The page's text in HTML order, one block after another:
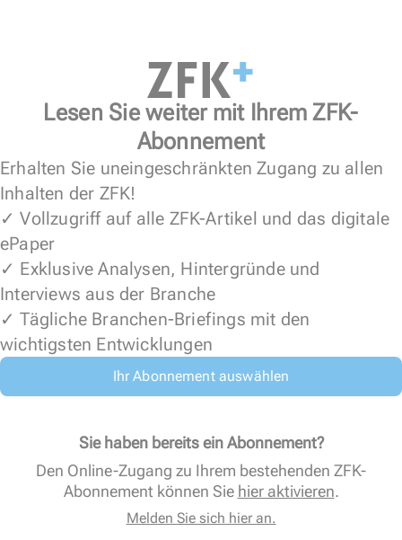
Lesen Sie weiter mit Ihrem ZFK-
Abonnement
Erhalten Sie uneingeschränkten Zugang zu allen
Inhalten der ZFK!
✓ Vollzugriff auf alle ZFK-Artikel und das digitale
ePaper
✓ Exklusive Analysen, Hintergründe und
Interviews aus der Branche
✓ Tägliche Branchen-Briefings mit den
wichtigsten Entwicklungen
Ihr Abonnement auswählen
Sie haben bereits ein Abonnement?
Den Online-Zugang zu Ihrem bestehenden ZFK-
Abonnement können Sie hier aktivieren.
Melden Sie sich hier an.